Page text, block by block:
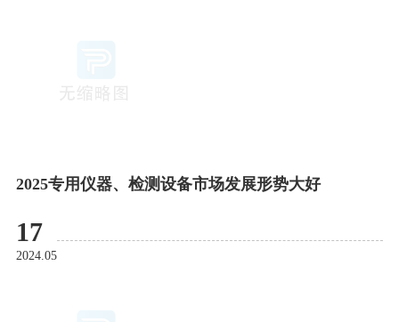
2025专用仪器、检测设备市场发展形势大好
17
2024.05